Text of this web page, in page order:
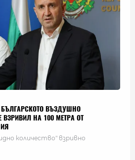
ВЪЗДУШНО
ВЗРИВИЛ НА 100 МЕТРА ОТ
количество" взривно